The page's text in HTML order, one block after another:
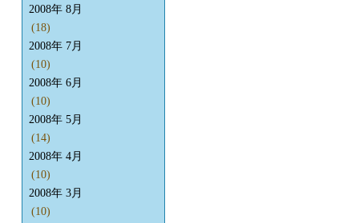
2008年 8月
(18)
2008年 7月
(10)
2008年 6月
(10)
2008年 5月
(14)
2008年 4月
(10)
2008年 3月
(10)